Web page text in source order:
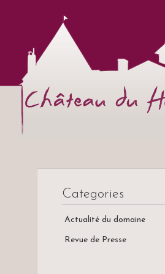
Categories
Actualité du domaine
Revue de Presse